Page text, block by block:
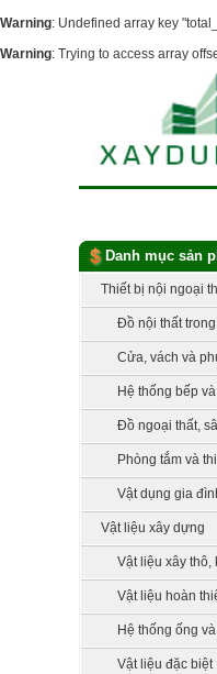
Warning: Undefined array key
Warning: Trying to access array
Danh mục sản
Thiết bị nội ngoại
Đồ nội thất
Cửa, vách và
Hệ thống bếp
Đồ ngoại thất,
Phòng tắm và
Vật dụng gia
Vật liệu xây dựng
Vật liệu xây thô,
Vật liệu hoàn
Hệ thống ống
Vật liệu đặc biệt